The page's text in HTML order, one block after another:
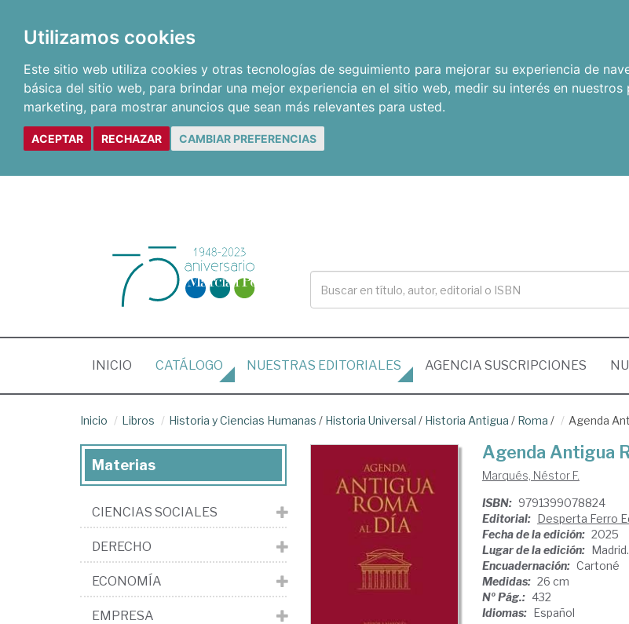
Utilizamos cookies
Este sitio web utiliza cookies y otras tecnologías de seguimiento para mejorar su experiencia de
básica del sitio web, para brindar una mejor experiencia en el sitio web, medir su interés en
marketing, para mostrar anuncios que sean más relevantes para usted.
ACEPTAR RECHAZAR CAMBIAR PREFERENCIAS
INICIO (CURRENT)
CATÁLOGO NUESTRAS EDITORIALES AGENCIA SUSCRIPCIONES
Inicio Libros Historia y Ciencias Humanas / Historia Universal / Historia Antigua / Roma / Agenda
Agenda Antigua
Marqués, Néstor F.
ISBN: 9791399078824
Editorial: Desperta Ferro
Fecha de la edición: 2025
Lugar de la edición:
Encuadernación: Cartoné
Medidas: 26 cm
Nº Pág.: 432
Idiomas: Español
Materias
CIENCIAS SOCIALES
DERECHO
ECONOMÍA
EMPRESA